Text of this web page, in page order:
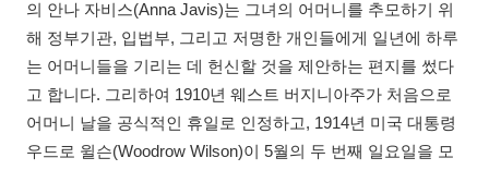
의 안나 자비스(Anna Javis)는 그녀의 어머니를 추모하기 위
해 정부기관, 입법부, 그리고 저명한 개인들에게 일년에 하루
는 어머니들을 기리는 데 헌신할 것을 제안하는 편지를 썼다
고 합니다. 그리하여 1910년 웨스트 버지니아주가 처음으로
어머니 날을 공식적인 휴일로 인정하고, 1914년 미국 대통령
우드로 윌슨(Woodrow Wilson)이 5월의 두 번째 일요일을 모